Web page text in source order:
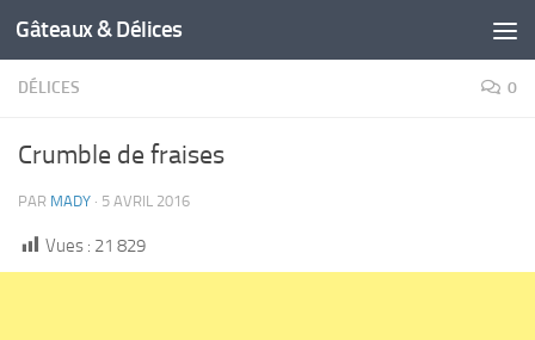
Gâteaux & Délices
DÉLICES 0
Crumble de fraises
PAR MADY · 5 AVRIL 2016
Vues : 21 829